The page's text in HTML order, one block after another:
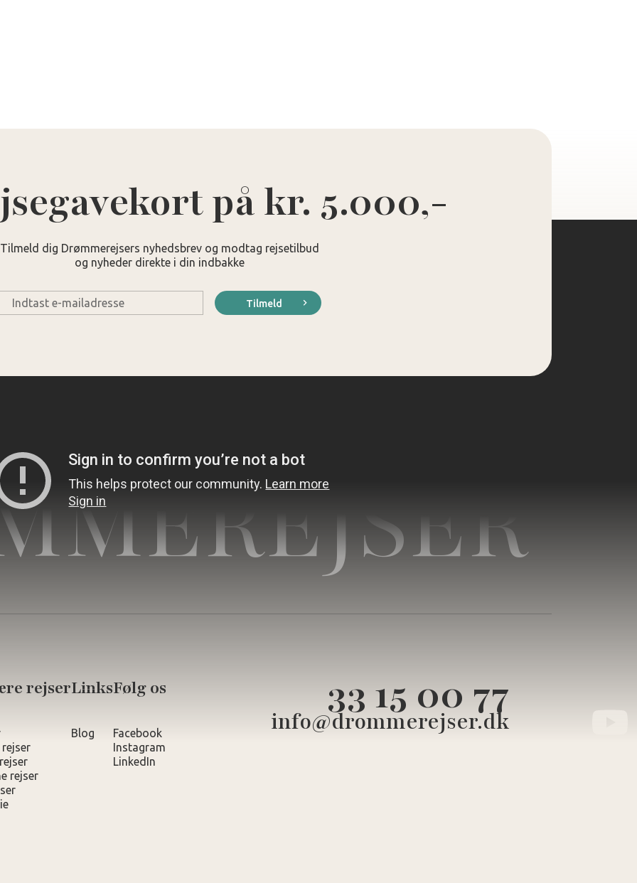
på kr. 5.000,-
Tilmeld dig Drømmerejsers nyhedsbrev og modtag rejsetilbud
og nyheder direkte i din indbakke
Tilmeld
rejser
rejser
Links
Blog
Følg os
Facebook
Instagram
LinkedIn
33 15 00 77
info@drommerejser.dk